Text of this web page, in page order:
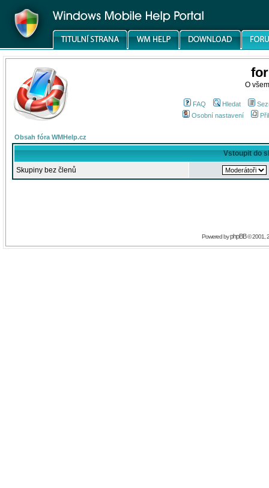
O
FAQ Hledat
Osobní nastavení
Obsah fóra WMHelp.cz
Vstoupit do
Skupiny bez členů
Powered byphpBB© 2001,